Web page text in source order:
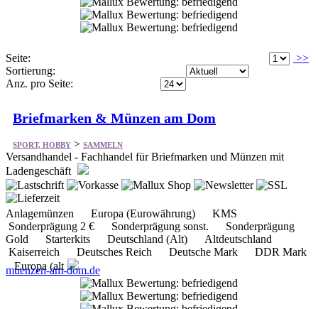
Briefmarken & Münzen am Dom
Versandhandel - Fachhandel für Briefmarken und Münzen mit
Anlagemünzen Europa (Eurowährung) KMS
Sonderprägung 2 € Sonderprägung sonst. Sonderprägung
Gold Starterkits Deutschland (Alt) Altdeutschland
Kaiserreich Deutsches Reich Deutsche Mark DDR Mark
Europa (alt
muenzen-am-dom.de